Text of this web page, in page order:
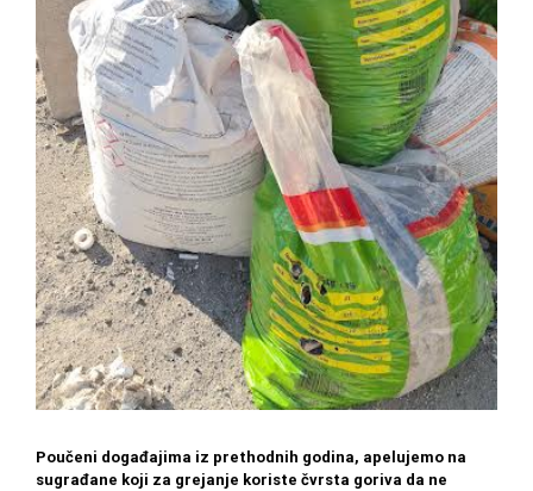
Poučeni događajima iz prethodnih godina, apelujemo na
sugrađane koji za grejanje koriste čvrsta goriva da ne